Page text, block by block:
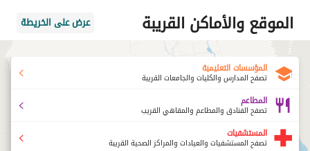
الموقع والأماكن القريبة عرض على الخريطة
المؤسسات التعليمية
تصفح المدارس والكليات والجامعات القريبة
المطاعم
تصفح الفنادق والمطاعم والمقاهي القريب
المستشفيات
تصفح المستشفيات والعيادات والمراكز الصحية القريبة